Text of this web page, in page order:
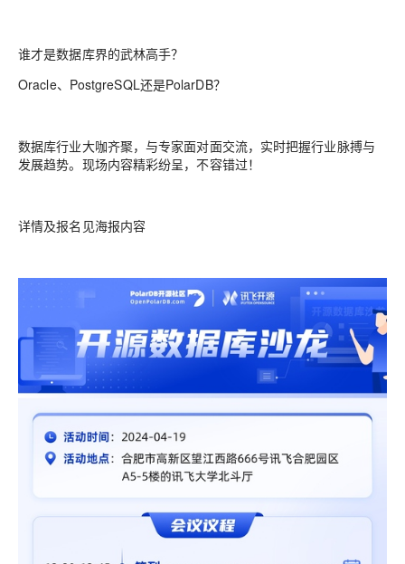
谁才是数据库界的武林高手？
Oracle、PostgreSQL还是PolarDB？
数据库行业大咖齐聚，与专家面对面交流，实时把握行业脉搏与
发展趋势。现场内容精彩纷呈，不容错过！
详情及报名见海报内容